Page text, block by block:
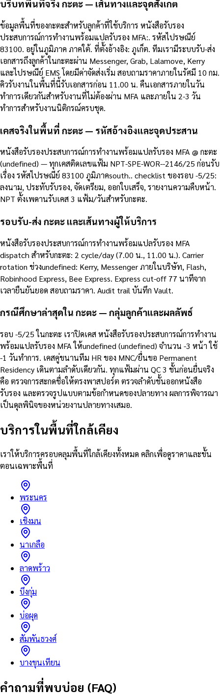
บริบทพื้นที่จริง กะตะ — เส้นทางและจุดสังเกต
ข้อมูลพื้นที่ของกะตะสำหรับลูกค้าที่ใช้บริการ หนังสือรับรอง
ประสบการณ์การทำงานพร้อมแปลรับรอง MFA:. รหัสไปรษณีย์
83100. อยู่ในภูมิภาค ภาคใต้. ที่ตั้งอ้างอิง: ภูเก็ต. ทีมเรามีระบบรับ-ส่ง
เอกสารถึงลูกค้าในกะตะผ่าน Messenger, Grab, Lalamove, Kerry
และไปรษณีย์ EMS โดยมีค่าจัดส่งเริ่ม สอบถามราคาภายในรัศมี 10 กม.
คิวรับงานในพื้นที่นี้รับเอกสารก่อน 11.00 น. คืนเอกสารภายในวัน
ทำการเดียวกันสำหรับงานที่ไม่ต้องผ่าน MFA และภายใน 2-3 วัน
ทำการสำหรับงานนิติกรณ์ครบชุด.
เคสจริงในพื้นที่ กะตะ — รหัสอ้างอิงและจุดประสาน
หนังสือรับรองประสบการณ์การทำงานพร้อมแปลรับรอง MFA @ กะตะ
(undefined) — ทุกเคสติดเลขแฟ้ม NPT-SPE-WOR--2146/25 ก่อนรับ
เรื่อง รหัสไปรษณีย์ 83100 ภูมิภาคsouth.. checklist ของรอบ -5/25:
ลงนาม, ประทับรับรอง, จัดเตรียม, ออกใบเสร็จ, รายงานความคืบหน้า.
NPT ตั้งเพดานรับเคส 3 แฟ้ม/วันสำหรับกะตะ.
รอบรับ-ส่ง กะตะ และเส้นทางผู้ให้บริการ
หนังสือรับรองประสบการณ์การทำงานพร้อมแปลรับรอง MFA
dispatch สำหรับกะตะ: 2 cycle/day (7.00 น., 11.00 น.). Carrier
rotation ช่วงundefined: Kerry, Messenger ภายในบริษัท, Flash,
Robinhood Express, Bee Express. Express cut-off 77 นาทีจาก
เวลายืนยันยอด สอบถามราคา. Audit trail บันทึก Vault.
กรณีศึกษาล่าสุดใน กะตะ — กลุ่มลูกค้าและผลลัพธ์
รอบ -5/25 ในกะตะ เราปิดเคส หนังสือรับรองประสบการณ์การทำงาน
พร้อมแปลรับรอง MFA ให้undefined (undefined) จำนวน -3 หน้า ใช้
-1 วันทำการ. เคสคู่ขนานทีม HR ของ MNC/ยื่นขอ Permanent
Residency เดินตามลำดับเดียวกัน. ทุกแฟ้มผ่าน QC 3 ชั้นก่อนยื่นจริง
คือ ตรวจการสะกดชื่อให้ตรงพาสปอร์ต ตรวจลำดับชั้นออกหนังสือ
รับรอง และตรวจรูปแบบตามข้อกำหนดของปลายทาง ผลการพิจารณา
เป็นดุลพินิจของหน่วยงานปลายทางเสมอ.
บริการในพื้นที่ใกล้เคียง
เราให้บริการครอบคลุมพื้นที่ใกล้เคียงทั้งหมด คลิกเพื่อดูราคาและขั้น
ตอนเฉพาะพื้นที่
พระนคร
เชิงมน
นาเกลือ
ลาดพร้าว
บึงกุ่ม
บ่อผุด
สัมพันธวงศ์
บางขุนเทียน
คำถามที่พบบ่อย (FAQ)